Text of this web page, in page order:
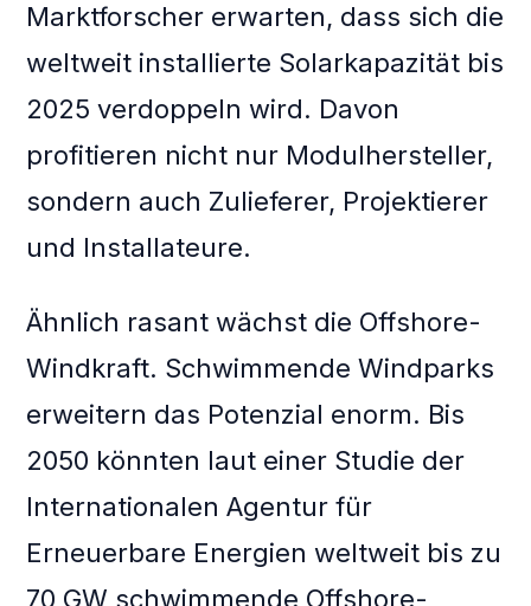
Marktforscher erwarten, dass sich die
weltweit installierte Solarkapazität bis
2025 verdoppeln wird. Davon
profitieren nicht nur Modulhersteller,
sondern auch Zulieferer, Projektierer
und Installateure.
Ähnlich rasant wächst die Offshore-
Windkraft. Schwimmende Windparks
erweitern das Potenzial enorm. Bis
2050 könnten laut einer Studie der
Internationalen Agentur für
Erneuerbare Energien weltweit bis zu
70 GW schwimmende Offshore-